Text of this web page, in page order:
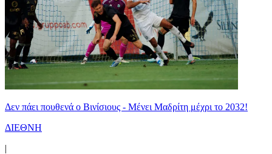
Δεν πάει πουθενά ο Βινίσιους - Μένει Μαδρίτη μέχρι το 2032!
ΔΙΕΘΝΗ
|